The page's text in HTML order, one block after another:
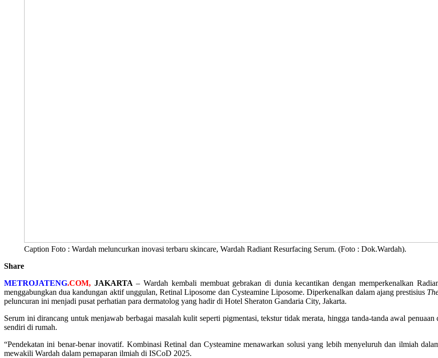
Caption Foto : Wardah meluncurkan inovasi terbaru skincare, Wardah Radiant Resurfacing Serum. (Foto : Dok.Wardah).
Share
METROJATENG.COM, JAKARTA – Wardah kembali membuat gebrakan di dunia kecantikan dengan memperkenalkan
menggabungkan dua kandungan aktif unggulan, Retinal Liposome dan Cysteamine Liposome. Diperkenalkan dalam ajang prestisius
peluncuran ini menjadi pusat perhatian para dermatolog yang hadir di Hotel Sheraton Gandaria City, Jakarta.
Serum ini dirancang untuk menjawab berbagai masalah kulit seperti pigmentasi, tekstur tidak merata, hingga tanda-tanda awal
sendiri di rumah.
“Pendekatan ini benar-benar inovatif. Kombinasi Retinal dan Cysteamine menawarkan solusi yang lebih menyeluruh dan ilmiah
mewakili Wardah dalam pemaparan ilmiah di ISCoD 2025.